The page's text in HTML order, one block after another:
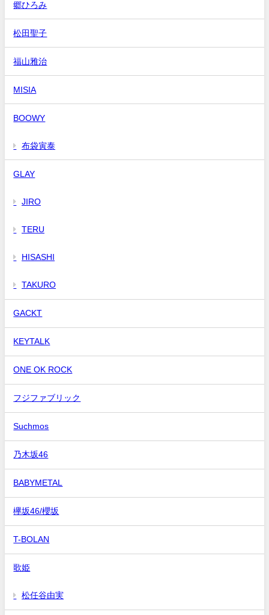
郷ひろみ
松田聖子
福山雅治
MISIA
BOOWY
布袋寅泰
GLAY
JIRO
TERU
HISASHI
TAKURO
GACKT
KEYTALK
ONE OK ROCK
フジファブリック
Suchmos
乃木坂46
BABYMETAL
欅坂46/櫻坂
T-BOLAN
歌姫
松任谷由実